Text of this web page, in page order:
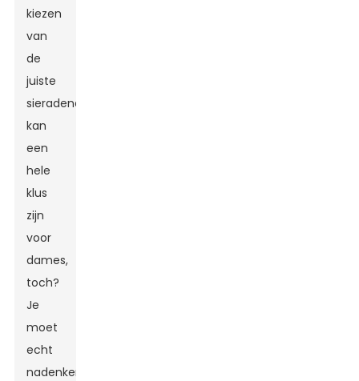
kiezen
van
de
juiste
sieradendoos
kan
een
hele
klus
zijn
voor
dames,
toch?
Je
moet
echt
nadenken